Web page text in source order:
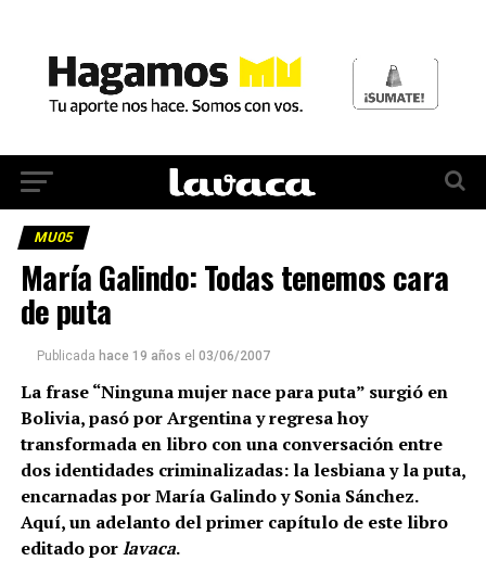
MU05
María Galindo: Todas tenemos cara
de puta
Publicada hace 19 años el 03/06/2007
La frase “Ninguna mujer nace para puta” surgió en
Bolivia, pasó por Argentina y regresa hoy
transformada en libro con una conversación entre
dos identidades criminalizadas: la lesbiana y la puta,
encarnadas por María Galindo y Sonia Sánchez.
Aquí, un adelanto del primer capítulo de este libro
editado porlavaca.